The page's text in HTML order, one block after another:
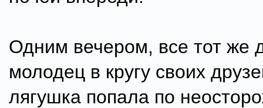
Одним вечером, все тот же
молодец в кругу своих
лягушка попала по